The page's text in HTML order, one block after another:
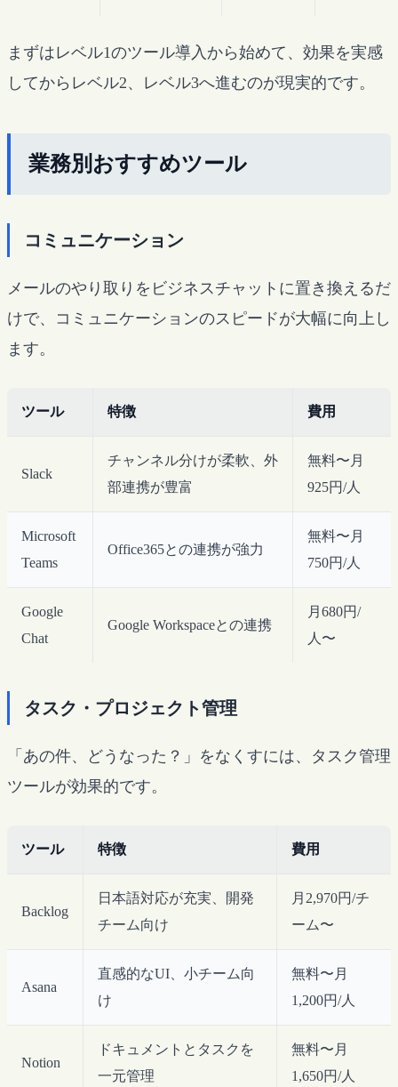
まずはレベル1のツール導入から始めて、効果を実感
してからレベル2、レベル3へ進むのが現実的です。
業務別おすすめツール
コミュニケーション
メールのやり取りをビジネスチャットに置き換えるだ
けで、コミュニケーションのスピードが大幅に向上し
ます。
ツール 特徴 費用
Slack
チャンネル分けが柔軟、外
部連携が豊富
無料〜月
925円/人
Microsoft
Teams
Office365との連携が強力
無料〜月
750円/人
Google
Chat
Google Workspaceとの連携
月680円/
人〜
タスク・プロジェクト管理
「あの件、どうなった？」をなくすには、タスク管理
ツールが効果的です。
ツール 特徴 費用
Backlog
日本語対応が充実、開発
チーム向け
月2,970円/チ
ーム〜
Asana
直感的なUI、小チーム向
け
無料〜月
1,200円/人
Notion
ドキュメントとタスクを
一元管理
無料〜月
1,650円/人